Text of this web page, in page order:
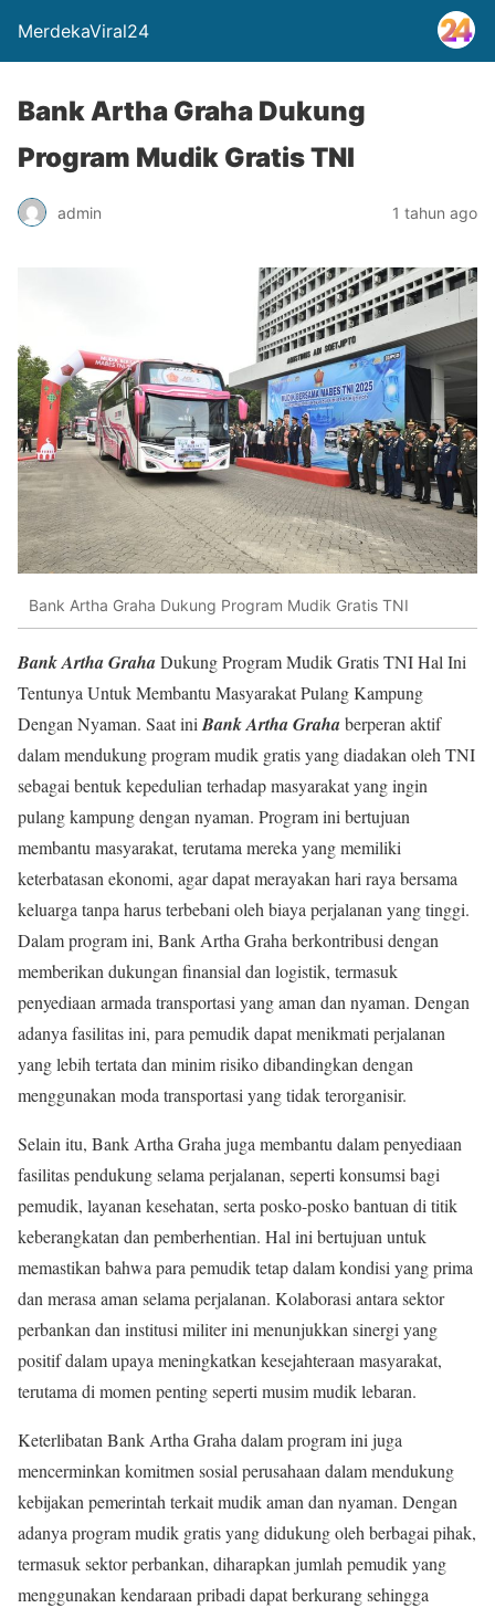
MerdekaViral24
Bank Artha Graha Dukung
Program Mudik Gratis TNI
admin 1 tahun ago
Bank Artha Graha Dukung Program Mudik Gratis TNI
Bank Artha GrahaDukung Program Mudik Gratis TNI Hal Ini
Tentunya Untuk Membantu Masyarakat Pulang Kampung
Dengan Nyaman. Saat ini Bank Artha Grahaberperan aktif
dalam mendukung program mudik gratis yang diadakan oleh TNI
sebagai bentuk kepedulian terhadap masyarakat yang ingin
pulang kampung dengan nyaman. Program ini bertujuan
membantu masyarakat, terutama mereka yang memiliki
keterbatasan ekonomi, agar dapat merayakan hari raya bersama
keluarga tanpa harus terbebani oleh biaya perjalanan yang tinggi.
Dalam program ini, Bank Artha Graha berkontribusi dengan
memberikan dukungan finansial dan logistik, termasuk
penyediaan armada transportasi yang aman dan nyaman. Dengan
adanya fasilitas ini, para pemudik dapat menikmati perjalanan
yang lebih tertata dan minim risiko dibandingkan dengan
menggunakan moda transportasi yang tidak terorganisir.
Selain itu, Bank Artha Graha juga membantu dalam penyediaan
fasilitas pendukung selama perjalanan, seperti konsumsi bagi
pemudik, layanan kesehatan, serta posko-posko bantuan di titik
keberangkatan dan pemberhentian. Hal ini bertujuan untuk
memastikan bahwa para pemudik tetap dalam kondisi yang prima
dan merasa aman selama perjalanan. Kolaborasi antara sektor
perbankan dan institusi militer ini menunjukkan sinergi yang
positif dalam upaya meningkatkan kesejahteraan masyarakat,
terutama di momen penting seperti musim mudik lebaran.
Keterlibatan Bank Artha Graha dalam program ini juga
mencerminkan komitmen sosial perusahaan dalam mendukung
kebijakan pemerintah terkait mudik aman dan nyaman. Dengan
adanya program mudik gratis yang didukung oleh berbagai pihak,
termasuk sektor perbankan, diharapkan jumlah pemudik yang
menggunakan kendaraan pribadi dapat berkurang sehingga